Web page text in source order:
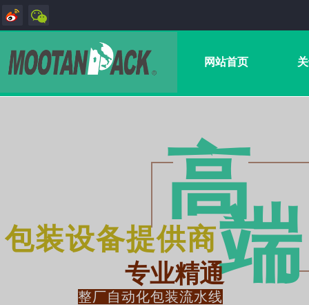
网站首页
专业精通
高
包装设备提供商端
整厂自动化包装流水线